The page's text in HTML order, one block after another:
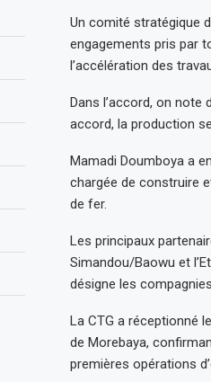
Un comité stratégique
engagements pris par
l’accélération des
Dans l’accord, on note
accord, la production
Mamadi Doumboya a
chargée de construire
de fer.
Les principaux
Simandou/Baowu et
désigne les
La CTG a réceptionné
de Morebaya,
premières opérations